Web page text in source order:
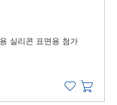
실리콘 표면용 첨가